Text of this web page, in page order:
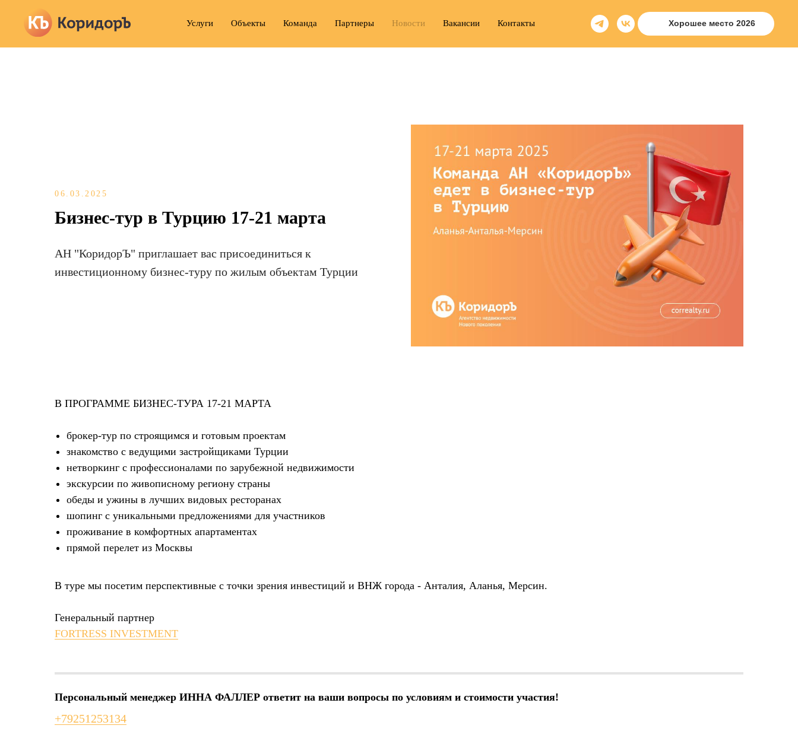
Услуги Объекты Команда Партнеры Новости Вакансии Контакты Хорошее место 2026
06.03.2025
Бизнес-тур в Турцию 17-21 марта
АН "КоридорЪ" приглашает вас присоединиться к
инвестиционному бизнес-туру по жилым объектам Турции
В ПРОГРАММЕ БИЗНЕС-ТУРА 17-21 МАРТА
брокер-тур по строящимся и готовым проектам
знакомство с ведущими застройщиками Турции
нетворкинг с профессионалами по зарубежной недвижимости
экскурсии по живописному региону страны
обеды и ужины в лучших видовых ресторанах
шопинг с уникальными предложениями для участников
проживание в комфортных апартаментах
прямой перелет из Москвы
В туре мы посетим перспективные с точки зрения инвестиций и ВНЖ города - Анталия, Аланья, Мерсин.
Генеральный партнер
FORTRESS INVESTMENT
Персональный менеджер ИННА ФАЛЛЕР ответит на ваши вопросы по условиям и стоимости участия!
+79251253134